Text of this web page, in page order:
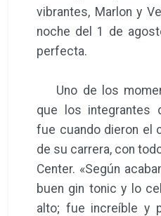
vibrantes, Marlon y
noche del 1 de
perfecta.
Uno de los
que los integrantes
fue cuando dieron el
de su carrera, con
Center. «Según
buen gin tonic y lo
alto; fue increíble y